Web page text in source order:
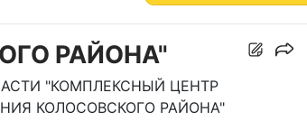
РАЙОНА"
"КОМПЛЕКСНЫЙ ЦЕНТР
КОЛОСОВСКОГО РАЙОНА"